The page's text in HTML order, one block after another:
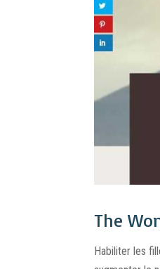
The
Habiliter les